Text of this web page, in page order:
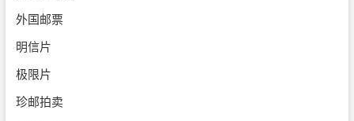
外国邮票
明信片
极限片
珍邮拍卖